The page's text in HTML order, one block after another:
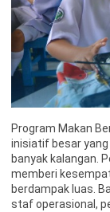
Program Makan
inisiatif besar
banyak kalangan.
memberi
berdampak luas.
staf operasional,